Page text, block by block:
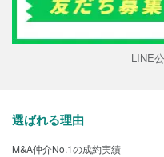
LINE
選ばれる理由
M&A仲介No.1の成約実績